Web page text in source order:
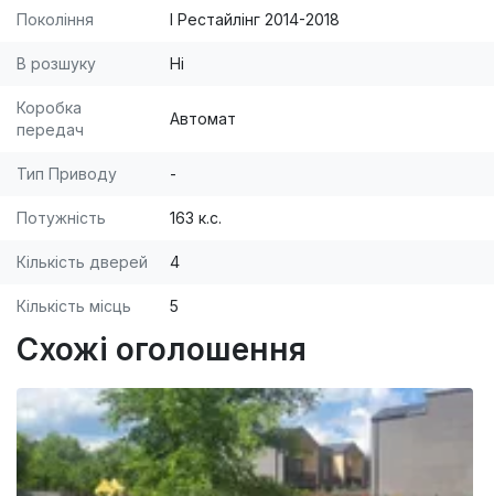
Покоління I Рестайлінг 2014-2018
В розшуку Ні
Коробка
передач
Автомат
Тип Приводу -
Потужність 163 к.с.
Кількість дверей 4
Кількість місць 5
Схожі оголошення